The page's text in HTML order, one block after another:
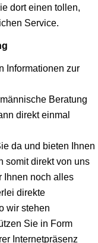
dort einen tollen,
Service.
Informationen zur
Beratung
direkt einmal
da und bieten Ihnen
somit direkt von uns
Ihnen noch alles
direkte
wir stehen
Sie in Form
Internetpräsenz